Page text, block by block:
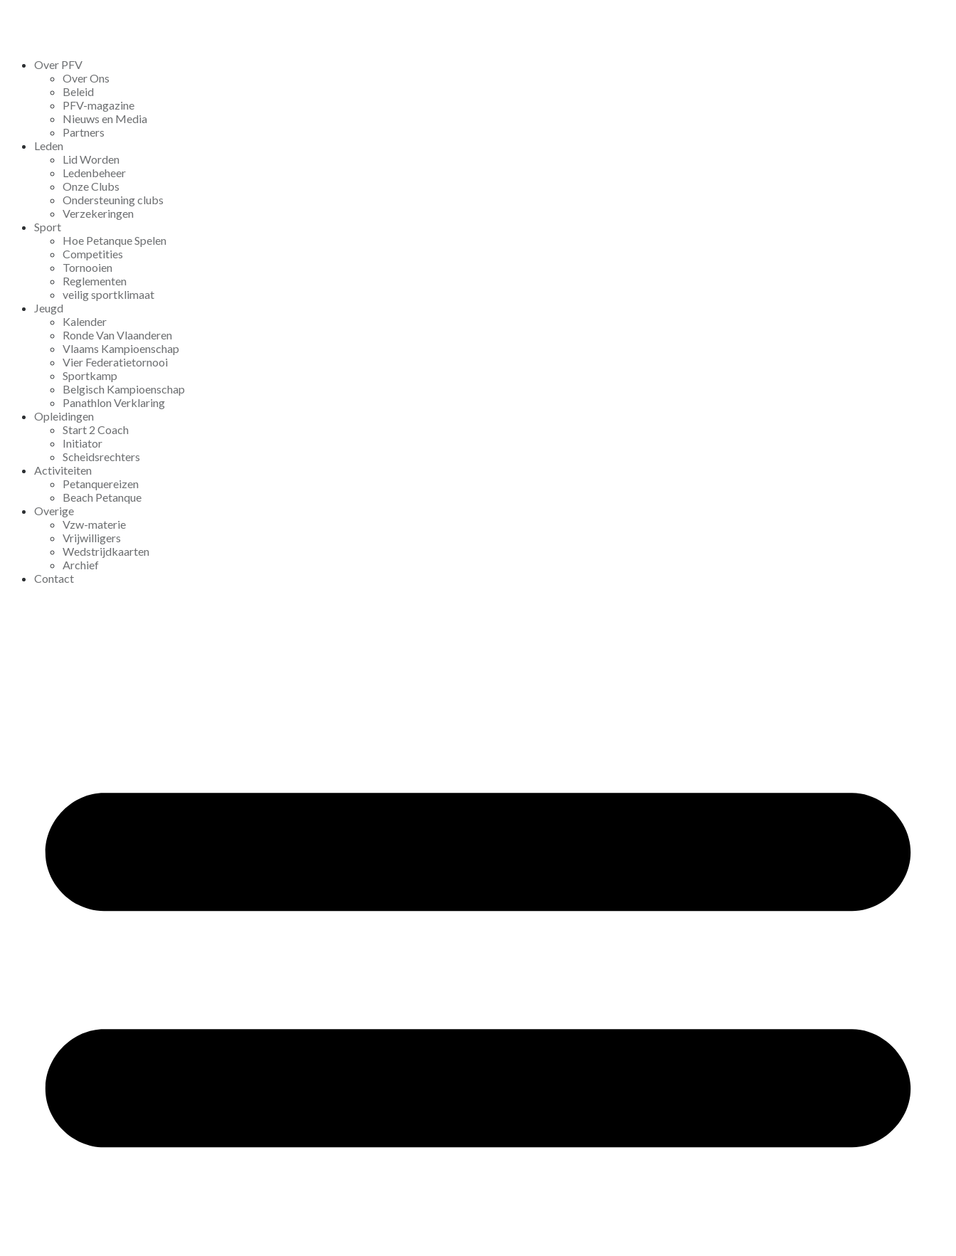
Over PFV
Over Ons
Beleid
PFV-magazine
Nieuws en Media
Partners
Leden
Lid Worden
Ledenbeheer
Onze Clubs
Ondersteuning clubs
Verzekeringen
Sport
Hoe Petanque Spelen
Competities
Tornooien
Reglementen
veilig sportklimaat
Jeugd
Kalender
Ronde Van Vlaanderen
Vlaams Kampioenschap
Vier Federatietornooi
Sportkamp
Belgisch Kampioenschap
Panathlon Verklaring
Opleidingen
Start 2 Coach
Initiator
Scheidsrechters
Activiteiten
Petanquereizen
Beach Petanque
Overige
Vzw-materie
Vrijwilligers
Wedstrijdkaarten
Archief
Contact